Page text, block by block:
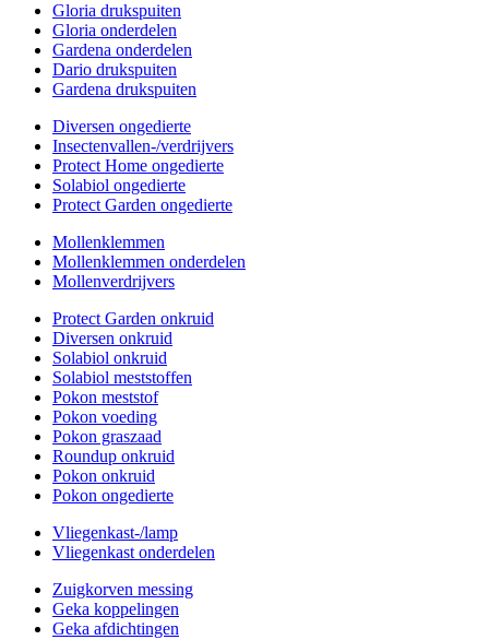
Gloria drukspuiten
Gloria onderdelen
Gardena onderdelen
Dario drukspuiten
Gardena drukspuiten
Diversen ongedierte
Insectenvallen-/verdrijvers
Protect Home ongedierte
Solabiol ongedierte
Protect Garden ongedierte
Mollenklemmen
Mollenklemmen onderdelen
Mollenverdrijvers
Protect Garden onkruid
Diversen onkruid
Solabiol onkruid
Solabiol meststoffen
Pokon meststof
Pokon voeding
Pokon graszaad
Roundup onkruid
Pokon onkruid
Pokon ongedierte
Vliegenkast-/lamp
Vliegenkast onderdelen
Zuigkorven messing
Geka koppelingen
Geka afdichtingen